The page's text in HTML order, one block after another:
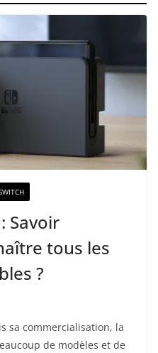
Savoir
tous les
?
sa commercialisation, la
de modèles et de